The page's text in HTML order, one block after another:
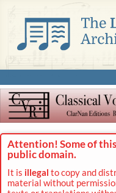
Attention! Some of
public domain.
It is illegal to copy and
material without